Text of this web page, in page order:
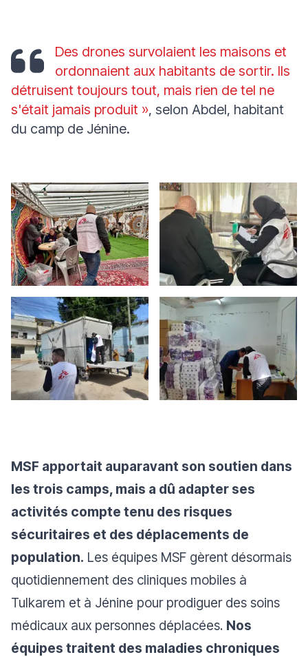
Des drones survolaient les maisons et
ordonnaient aux habitants de sortir. Ils
détruisent toujours tout, mais rien de tel ne
s'était jamais produit », selon Abdel, habitant
du camp de Jénine.
MSF apportait auparavant son soutien dans
les trois camps, mais a dû adapter ses
activités compte tenu des risques
sécuritaires et des déplacements de
population. Les équipes MSF gèrent désormais
quotidiennement des cliniques mobiles à
Tulkarem et à Jénine pour prodiguer des soins
médicaux aux personnes déplacées. Nos
équipes traitent des maladies chroniques